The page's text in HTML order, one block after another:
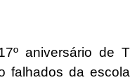
aniversário de
da